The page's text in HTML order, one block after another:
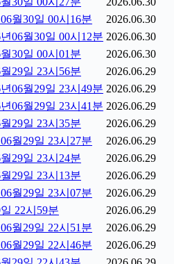
월30일 00시16분
2026.06.30
06월30일 00시12분 2026.06.30
30일 00시01분
2026.06.30
29일 23시56분
2026.06.29
06월29일 23시49분 2026.06.29
06월29일 23시41분 2026.06.29
29일 23시35분
2026.06.29
월29일 23시27분
2026.06.29
29일 23시24분
2026.06.29
29일 23시13분
2026.06.29
월29일 23시07분
2026.06.29
22시59분
2026.06.29
월29일 22시51분
2026.06.29
월29일 22시46분
2026.06.29